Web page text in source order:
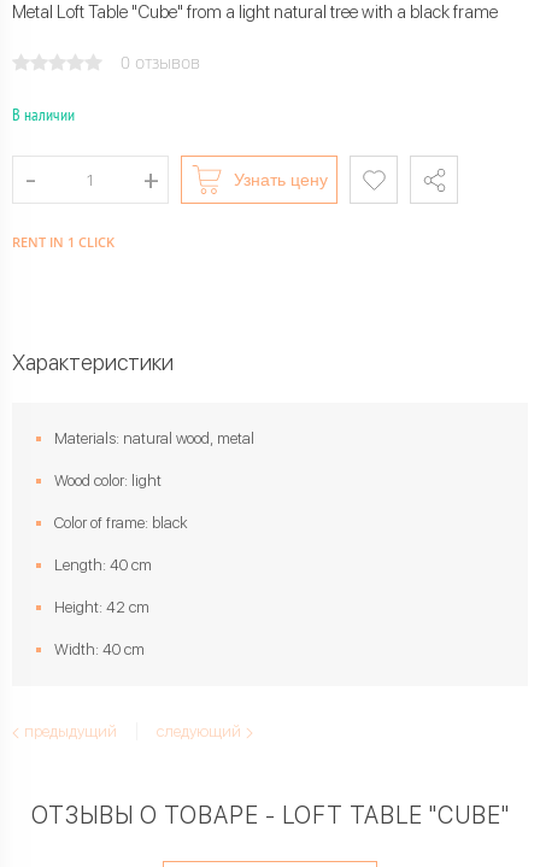
Metal Loft Table "Cube" from a light natural tree with a black frame
0 отзывов
В наличии
Узнать цену
RENT IN 1 CLICK
Характеристики
Materials: natural wood, metal
Wood color: light
Color of frame: black
Length: 40 cm
Height: 42 cm
Width: 40 cm
предыдущий следующий
ОТЗЫВЫ О ТОВАРЕ - LOFT TABLE "CUBE"